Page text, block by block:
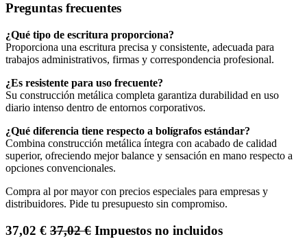
Preguntas frecuentes
¿Qué tipo de escritura proporciona?
Proporciona una escritura precisa y consistente, adecuada para
trabajos administrativos, firmas y correspondencia profesional.
¿Es resistente para uso frecuente?
Su construcción metálica completa garantiza durabilidad en uso
diario intenso dentro de entornos corporativos.
¿Qué diferencia tiene respecto a bolígrafos estándar?
Combina construcción metálica íntegra con acabado de calidad
superior, ofreciendo mejor balance y sensación en mano respecto a
opciones convencionales.
Compra al por mayor con precios especiales para empresas y
distribuidores. Pide tu presupuesto sin compromiso.
37,02 € 37,02€ Impuestos no incluidos